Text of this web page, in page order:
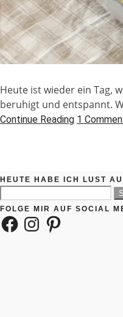
Heute ist wieder ein Tag,
beruhigt und entspannt.
Continue Reading 1
HEUTE HABE ICH LUST
nach:
FOLGE MIR AUF SOCIAL
FacebookInstagramPinterest